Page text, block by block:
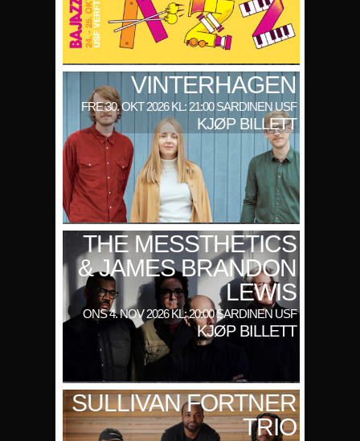
VINTERHAGEN
FRE 30. OKT 2026 KL: 21:00 SARDINEN USF
KJØP BILLETT
THE MESSTHETICS
& JAMES BRANDON
LEWIS
ONS 4. NOV 2026 KL: 20:00 SARDINEN USF
KJØP BILLETT
SULLIVAN FORTNER
TRIO